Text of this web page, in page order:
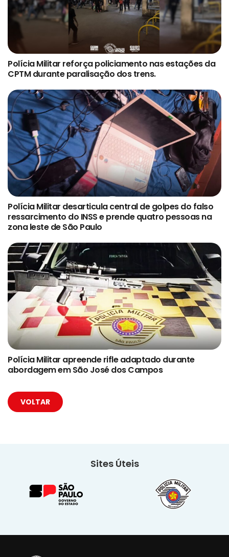
Polícia Militar reforça policiamento nas estações da
CPTM durante paralisação dos trens.
Polícia Militar desarticula central de golpes do falso
ressarcimento do INSS e prende quatro pessoas na
zona leste de São Paulo
Polícia Militar apreende rifle adaptado durante
abordagem em São José dos Campos
VOLTAR
Sites Úteis